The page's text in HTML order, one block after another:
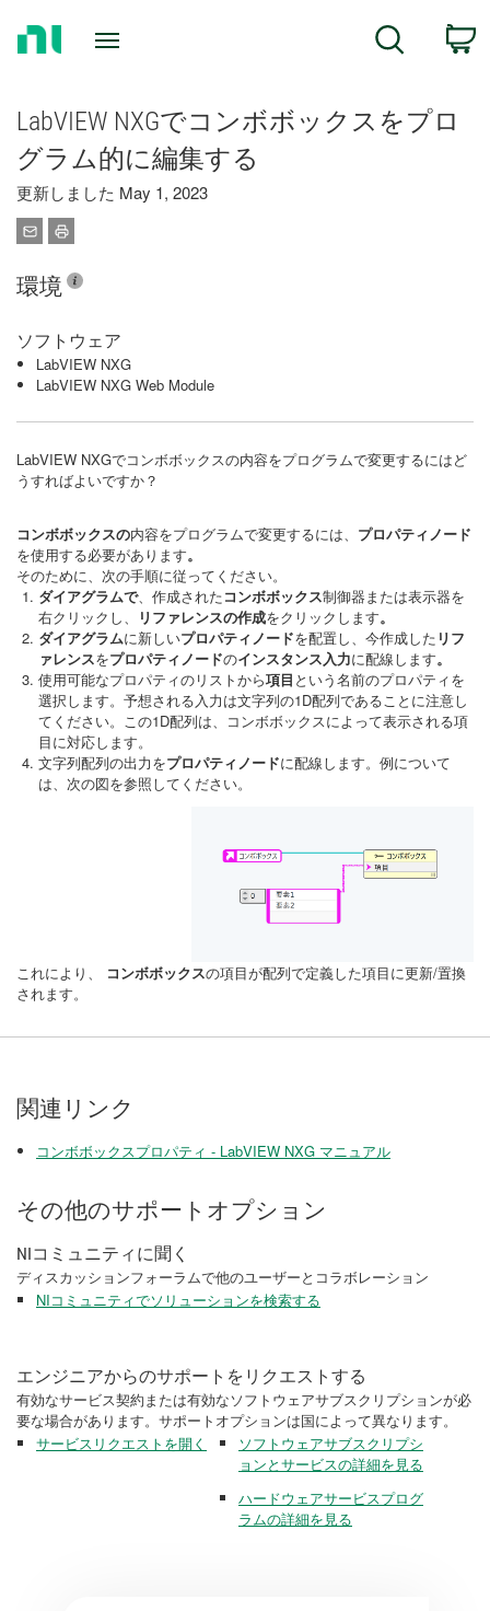
Search
LabVIEW NXGでコンボボックスをプロ
グラム的に編集する
更新しました May 1, 2023
環境
ソフトウェア
LabVIEW NXG
LabVIEW NXG Web Module
LabVIEW NXGでコンボボックスの内容をプログラムで変更するにはど
うすればよいですか？
コンボボックスの内容をプログラムで変更するには、 プロパティノード
を使用する必要があります。
そのために、次の手順に従ってください。
ダイアグラムで、作成されたコンボボックス制御器または表示器を
右クリックし、
リファレンスの作成をクリックします。
ダイアグラムに新しいプロパティノードを配置し、今作成した リフ
ァレンスをプロパティノードのインスタンス入力に配線します。
使用可能なプロパティのリストから項目 という名前のプロパティを
選択します。予想される入力は文字列の1D配列であることに注意し
てください。この1D配列は、コンボボックスによって表示される項
目に対応します。
文字列配列の出力をプロパティノードに配線します。例について
は、次の図を参照してください。
これにより、 コンボボックスの項目が配列で定義した項目に更新/置換
されます。
関連リンク
コンボボックスプロパティ - LabVIEW NXG マニュアル
その他のサポートオプション
NIコミュニティに聞く
ディスカッションフォーラムで他のユーザーとコラボレーション
NIコミュニティでソリューションを検索する
エンジニアからのサポートをリクエストする
有効なサービス契約または有効なソフトウェアサブスクリプションが必
要な場合があります。サポートオプションは国によって異なります。
サービスリクエストを開く
ソフトウェアサブスクリプシ
ョンとサービスの詳細を見る
ハードウェアサービスプログ
ラムの詳細を見る